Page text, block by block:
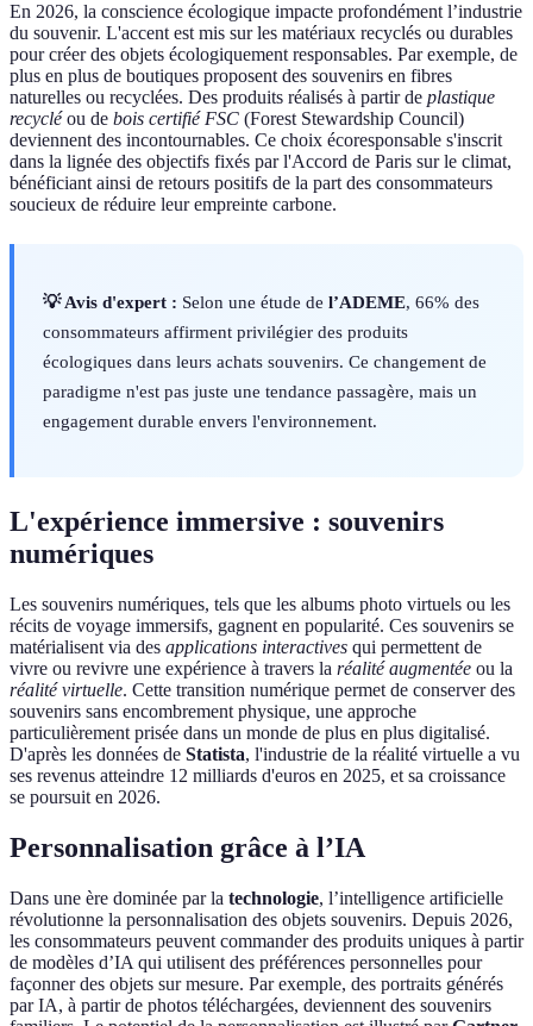
En 2026, la conscience écologique impacte profondément l’industrie
du souvenir. L'accent est mis sur les matériaux recyclés ou durables
pour créer des objets écologiquement responsables. Par exemple, de
plus en plus de boutiques proposent des souvenirs en fibres
naturelles ou recyclées. Des produits réalisés à partir de plastique
recycléou de bois certifié FSC (Forest Stewardship Council)
deviennent des incontournables. Ce choix écoresponsable s'inscrit
dans la lignée des objectifs fixés par l'Accord de Paris sur le climat,
bénéficiant ainsi de retours positifs de la part des consommateurs
soucieux de réduire leur empreinte carbone.
💡 Avis d'expert : Selon une étude de l’ADEME, 66% des
consommateurs affirment privilégier des produits
écologiques dans leurs achats souvenirs. Ce changement de
paradigme n'est pas juste une tendance passagère, mais un
engagement durable envers l'environnement.
L'expérience immersive : souvenirs
numériques
Les souvenirs numériques, tels que les albums photo virtuels ou les
récits de voyage immersifs, gagnent en popularité. Ces souvenirs se
matérialisent via des applications interactives qui permettent de
vivre ou revivre une expérience à travers la réalité augmentée ou la
réalité virtuelle. Cette transition numérique permet de conserver des
souvenirs sans encombrement physique, une approche
particulièrement prisée dans un monde de plus en plus digitalisé.
D'après les données de Statista, l'industrie de la réalité virtuelle a vu
ses revenus atteindre 12 milliards d'euros en 2025, et sa croissance
se poursuit en 2026.
Personnalisation grâce à l’IA
Dans une ère dominée par la technologie, l’intelligence artificielle
révolutionne la personnalisation des objets souvenirs. Depuis 2026,
les consommateurs peuvent commander des produits uniques à partir
de modèles d’IA qui utilisent des préférences personnelles pour
façonner des objets sur mesure. Par exemple, des portraits générés
par IA, à partir de photos téléchargées, deviennent des souvenirs